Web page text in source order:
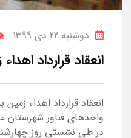
دوشنبه 22 دی 1399
انعقاد قرارداد
انعقاد قرارداد اهداء
واحدهای فناور شهرستان